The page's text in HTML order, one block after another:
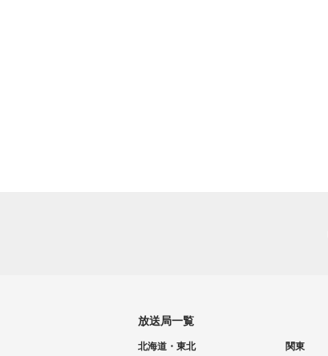
放送局一覧
北海道・東北 関東